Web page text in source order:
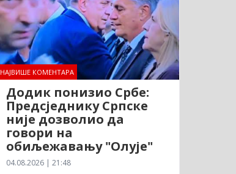
НАЈВИШЕ КОМЕНТАРА
Додик понизио Србе:
Предсједнику Српске
није дозволио да
говори на
обиљежавању "Олује"
04.08.2026 | 21:48